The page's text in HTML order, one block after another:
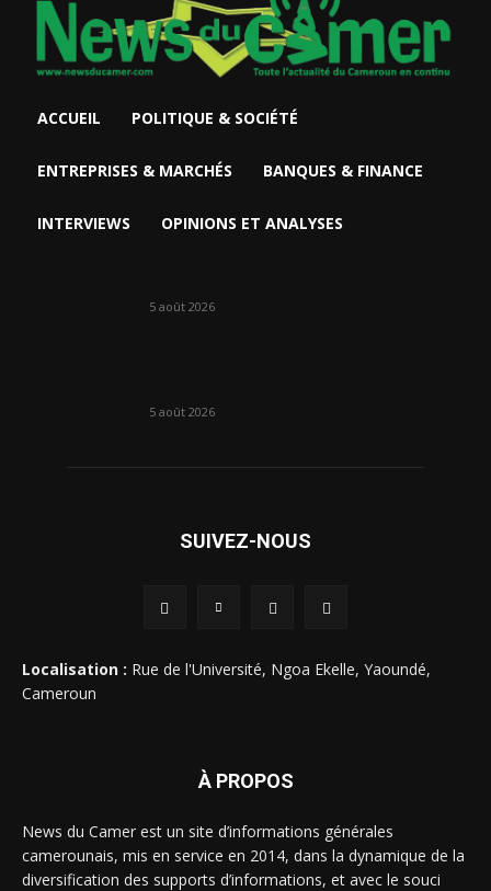
ACCUEIL POLITIQUE & SOCIÉTÉ
ENTREPRISES & MARCHÉS BANQUES & FINANCE
INTERVIEWS OPINIONS ET ANALYSES
5 août 2026
5 août 2026
SUIVEZ-NOUS
Localisation : Rue de l'Université, Ngoa Ekelle, Yaoundé,
Cameroun
À PROPOS
News du Camer est un site d’informations générales
camerounais, mis en service en 2014, dans la dynamique de la
diversification des supports d’informations, et avec le souci